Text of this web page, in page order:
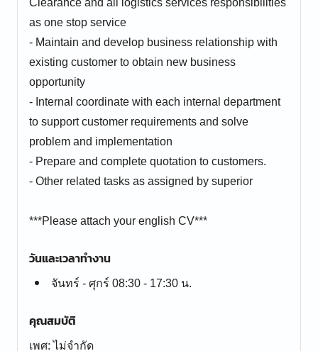
Clearance and all logistics services responsibilities
as one stop service
- Maintain and develop business relationship with
existing customer to obtain new business
opportunity
- Internal coordinate with each internal department
to support customer requirements and solve
problem and implementation
- Prepare and complete quotation to customers.
- Other related tasks as assigned by superior
***Please attach your english CV***
วันและเวลาทำงาน
จันทร์ - ศุกร์ 08:30 - 17:30 น.
คุณสมบัติ
เพศ: ไม่จำกัด